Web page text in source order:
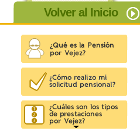
Volver al Inicio